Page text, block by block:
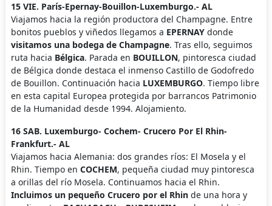
15 VIE. París-Epernay-Bouillon-Luxemburgo.- AL
Viajamos hacia la región productora del Champagne. Entre
bonitos pueblos y viñedos llegamos a EPERNAYdonde
visitamos una bodega de Champagne. Tras ello, seguimos
ruta hacia Bélgica. Parada en BOUILLON, pintoresca ciudad
de Bélgica donde destaca el inmenso Castillo de Godofredo
de Bouillon. Continuación hacia LUXEMBURGO. Tiempo libre
en esta capital Europea protegida por barrancos Patrimonio
de la Humanidad desde 1994. Alojamiento.
16 SAB. Luxemburgo- Cochem- Crucero Por El Rhin-
Frankfurt.- AL
Viajamos hacia Alemania: dos grandes ríos: El Mosela y el
Rhin. Tiempo en COCHEM, pequeña ciudad muy pintoresca
a orillas del río Mosela. Continuamos hacia el Rhin.
Incluimos un pequeño Crucero por el Rhinde una hora y